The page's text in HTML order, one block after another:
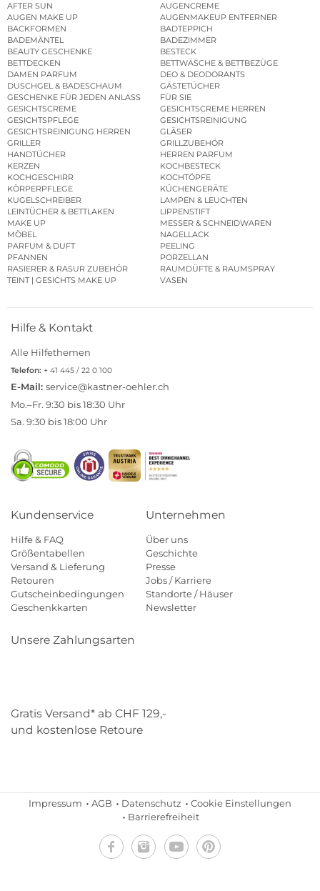
AFTER SUN
AUGENCREME
AUGEN MAKE UP
AUGENMAKEUP ENTFERNER
BACKFORMEN
BADTEPPICH
BADEMÄNTEL
BADEZIMMER
BEAUTY GESCHENKE
BESTECK
BETTDECKEN
BETTWÄSCHE & BETTBEZÜGE
DAMEN PARFUM
DEO & DEODORANTS
DUSCHGEL & BADESCHAUM
GÄSTETÜCHER
GESCHENKE FÜR JEDEN ANLASS
FÜR SIE
GESICHTSCREME
GESICHTSCREME HERREN
GESICHTSPFLEGE
GESICHTSREINIGUNG
GESICHTSREINIGUNG HERREN
GLÄSER
GRILLER
GRILLZUBEHÖR
HANDTÜCHER
HERREN PARFUM
KERZEN
KOCHBESTECK
KOCHGESCHIRR
KOCHTÖPFE
KÖRPERPFLEGE
KÜCHENGERÄTE
KUGELSCHREIBER
LAMPEN & LEUCHTEN
LEINTÜCHER & BETTLAKEN
LIPPENSTIFT
MAKE UP
MESSER & SCHNEIDWAREN
MÖBEL
NAGELLACK
PARFUM & DUFT
PEELING
PFANNEN
PORZELLAN
RASIERER & RASUR ZUBEHÖR
RAUMDÜFTE & RAUMSPRAY
TEINT | GESICHTS MAKE UP
VASEN
Hilfe & Kontakt
Alle Hilfethemen
Telefon: + 41 445 / 22 0 100
E-Mail: service@kastner-oehler.ch
Mo.–Fr. 9:30 bis 18:30 Uhr
Sa. 9:30 bis 18:00 Uhr
Kundenservice
Hilfe & FAQ
Größentabellen
Versand & Lieferung
Retouren
Gutscheinbedingungen
Geschenkkarten
Unternehmen
Über uns
Geschichte
Presse
Jobs / Karriere
Standorte / Häuser
Newsletter
Unsere Zahlungsarten
Gratis Versand* ab CHF 129,-
und kostenlose Retoure
Impressum AGB Datenschutz
Cookie Einstellungen
Barrierefreiheit